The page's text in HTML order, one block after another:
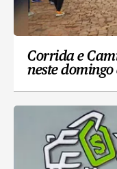
Corrida e
neste